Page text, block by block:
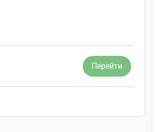
Перейти